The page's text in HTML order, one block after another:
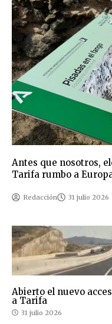
Antes que nosotros,
Tarifa rumbo a
Redacción 31 julio 2026
Abierto el nuevo
a Tarifa
31 julio 2026